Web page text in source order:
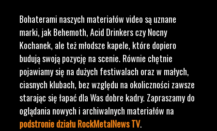
Bohaterami naszych materiałów video są uznane
marki, jak Behemoth, Acid Drinkers czy Nocny
Kochanek, ale też młodsze kapele, które dopiero
budują swoją pozycję na scenie. Równie chętnie
pojawiamy się na dużych festiwalach oraz w małych,
ciasnych klubach, bez względu na okoliczności zawsze
starając się łapać dla Was dobre kadry. Zapraszamy do
oglądania nowych i archiwalnych materiałów na
podstronie działu RockMetalNews TV.